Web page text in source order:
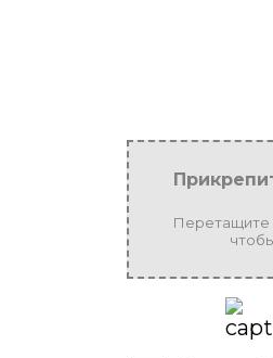
Перетащите